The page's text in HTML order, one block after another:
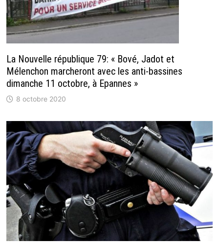
La Nouvelle république 79: « Bové, Jadot et
Mélenchon marcheront avec les anti-bassines
dimanche 11 octobre, à Epannes »
8 octobre 2020